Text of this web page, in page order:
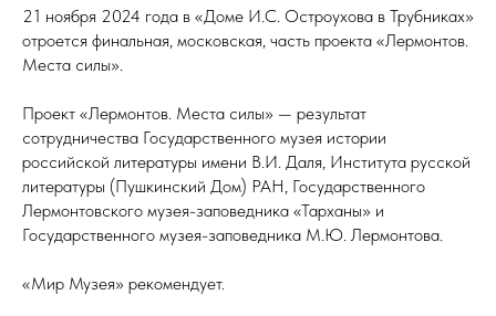
21 ноября 2024 года в «Доме И.С. Остроухова в Трубниках»
отроется финальная, московская, часть проекта «Лермонтов.
Места силы».
Проект «Лермонтов. Места силы» — результат
сотрудничества Государственного музея истории
российской литературы имени В.И. Даля, Института русской
литературы (Пушкинский Дом) РАН, Государственного
Лермонтовского музея-заповедника «Тарханы» и
Государственного музея-заповедника М.Ю. Лермонтова.
«Мир Музея» рекомендует.